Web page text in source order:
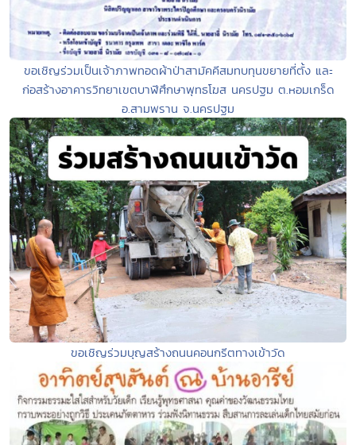
ขอเชิญร่วมเป็นเจ้าภาพทอดผ้าป่าสามัคคีสมทบทุนขยายที่ตั้ง และ
ก่อสร้างอาคารวิทยาเขตบาฬีศึกษาพุทธโฆส นครปฐม ต.หอมเกร็ด
อ.สามพราน จ.นครปฐม
ขอเชิญร่วมบุญสร้างถนนคอนกรีตทางเข้าวัด